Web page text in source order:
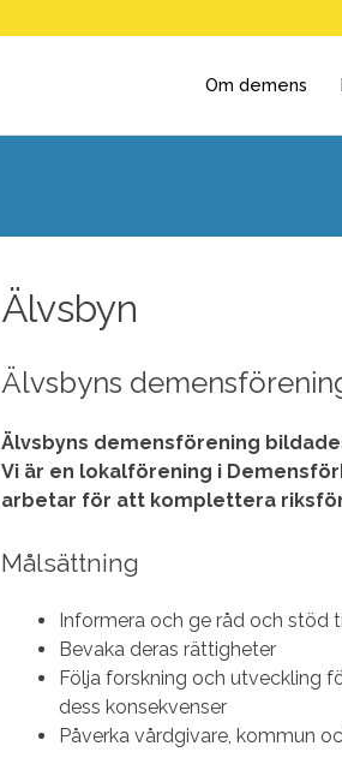
Om demens
Älvsbyn
Älvsbyns
Älvsbyns demensförening
Vi är en lokalförening i
arbetar för att komplettera
Målsättning
Informera och ge råd och stöd
Bevaka deras rättigheter
Följa forskning och utveckling
dess konsekvenser
Påverka vårdgivare, kommun